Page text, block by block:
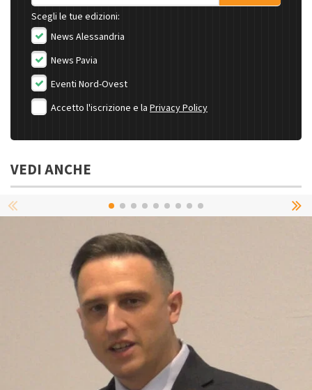
Scegli le tue edizioni:
News Alessandria
News Pavia
Eventi Nord-Ovest
Accetto l'iscrizione e la Privacy Policy
VEDI ANCHE